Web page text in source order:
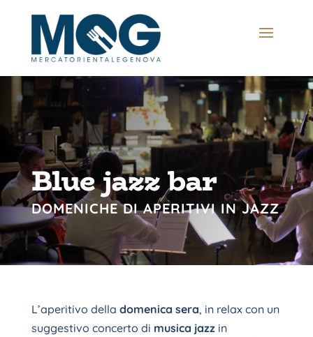
Blue jazz bar
DOMENICHE DI APERITIVI IN JAZZ
L’aperitivo della domenica sera, in relax con un
suggestivo concerto di musica jazzin